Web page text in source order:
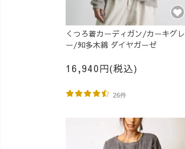
くつろ着カーディガン/カーキグレ
ー/知多木綿 ダイヤガーゼ
16,940円(税込)
26件